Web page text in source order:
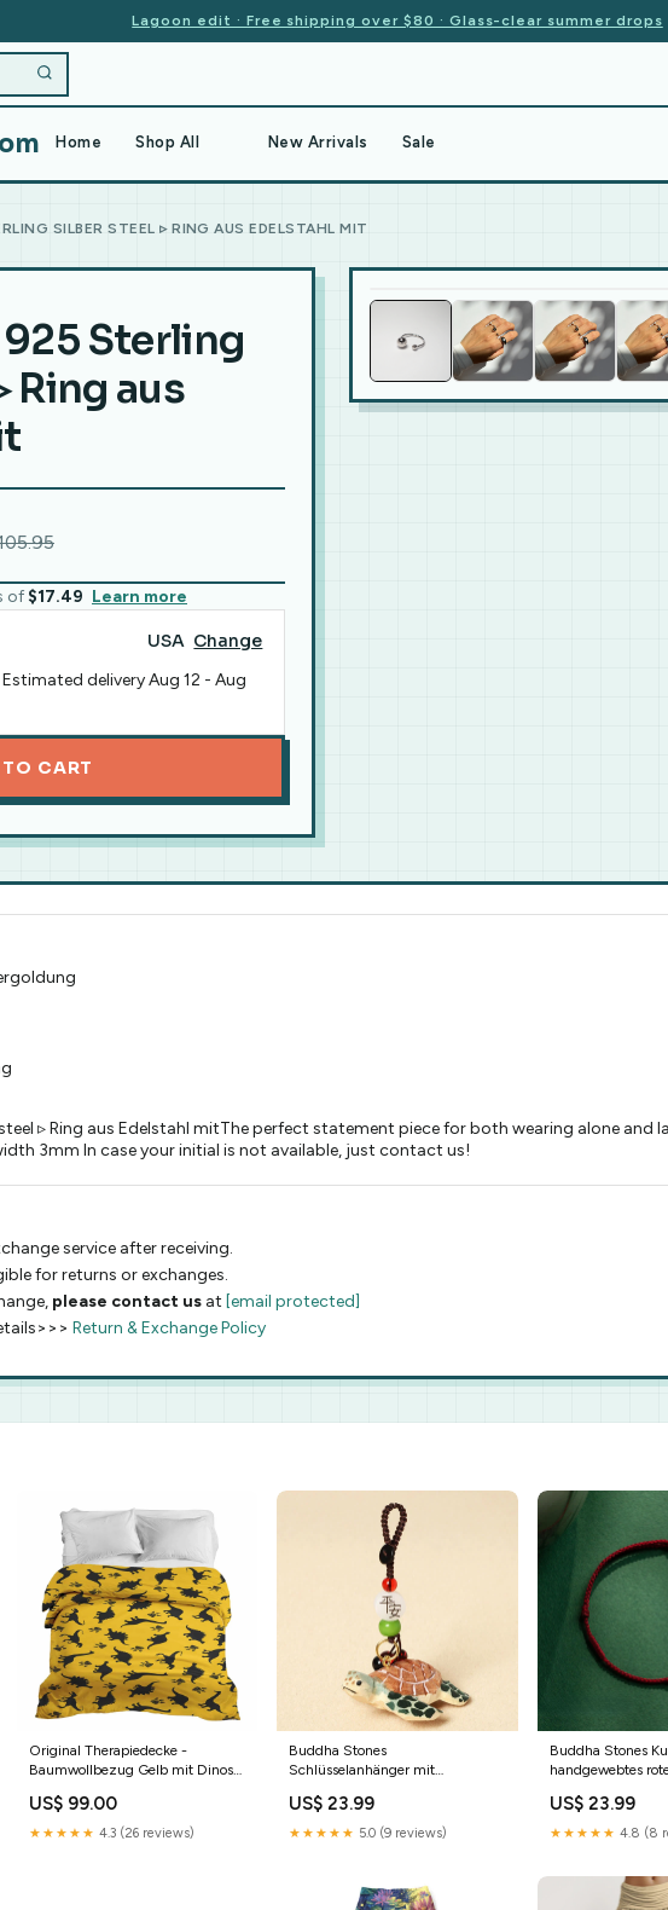
Lagoon edit · Free shipping over $80 · Glass-clear summer drops
Home Shop All New Arrivals Sale
SILBER STEEL ▹ RING AUS EDELSTAHL MIT
925 Sterling
Ring aus
of $17.49 Learn more
USA Change
deliveryAug 12 - Aug
CART
steel ▹ Ring aus Edelstahl mitThe perfect statement piece for both wearing alone
3mm In case your initial is not available, just contact us!
service after receiving.
for returns or exchanges.
please contact us at [email protected]
Return & Exchange Policy
Original Therapiedecke -
Baumwollbezug Gelb mit Dinos
US$ 99.00
★★★★★ 4.3 (26 reviews)
Buddha Stones
Schlüsselanhänger mit
Holz, Om Mani Padme Hum
Focus Stil:Sichere Schildkröte
US$ 23.99
★★★★★ 5.0 (9 reviews)
Buddha Stones
handgewebtes
US$ 23.99
★★★★★ 4.8 (8